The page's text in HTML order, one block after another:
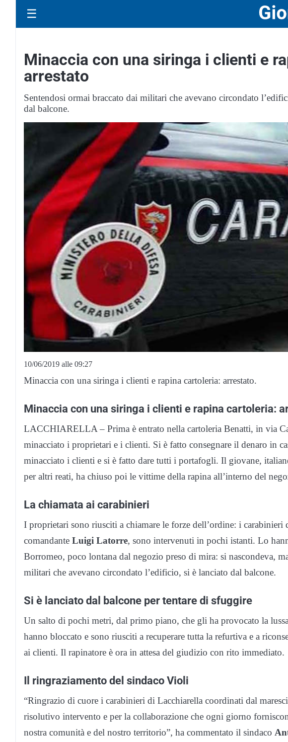
☰
Minaccia con una siringa i clienti e
arrestato
Sentendosi ormai braccato dai militari che avevano circondato
dal balcone.
10/06/2019 alle 09:27
Minaccia con una siringa i clienti e rapina cartoleria: arrestato.
Minaccia con una siringa i clienti e rapina cartoleria:
LACCHIARELLA – Prima è entrato nella cartoleria Benatti, in via
minacciato i proprietari e i clienti. Si è fatto consegnare il denaro in
minacciato i clienti e si è fatto dare tutti i portafogli. Il giovane,
per altri reati, ha chiuso poi le vittime della rapina all’interno del
La chiamata ai carabinieri
I proprietari sono riusciti a chiamare le forze dell’ordine: i
comandante Luigi Latorre, sono intervenuti in pochi istanti. Lo
Borromeo, poco lontana dal negozio preso di mira: si nascondeva,
militari che avevano circondato l’edificio, si è lanciato dal balcone.
Si è lanciato dal balcone per tentare di sfuggire
Un salto di pochi metri, dal primo piano, che gli ha provocato la
hanno bloccato e sono riusciti a recuperare tutta la refurtiva e a
ai clienti. Il rapinatore è ora in attesa del giudizio con rito immediato.
Il ringraziamento del sindaco Violi
“Ringrazio di cuore i carabinieri di Lacchiarella coordinati dal
risolutivo intervento e per la collaborazione che ogni giorno
nostra comunità e del nostro territorio”, ha commentato il sindaco